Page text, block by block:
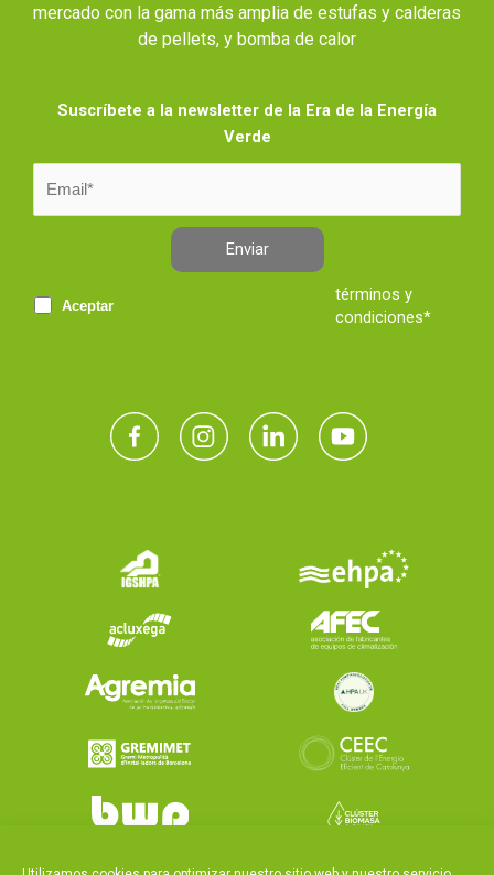
mercado con la gama más amplia de estufas y calderas
de pellets, y bomba de calor
Suscríbete a la newsletter de la Era de la Energía
Verde
Enviar
Aceptar
términos y
condiciones*